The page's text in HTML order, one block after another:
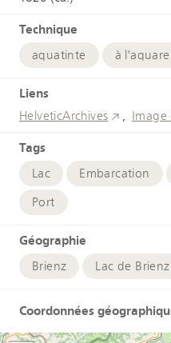
Technique
aquatinte à
Liens
HelveticArchives Image
Tags
Lac Embarcation
Port
Géographie
Brienz Lac de Brienz
Coordonnées